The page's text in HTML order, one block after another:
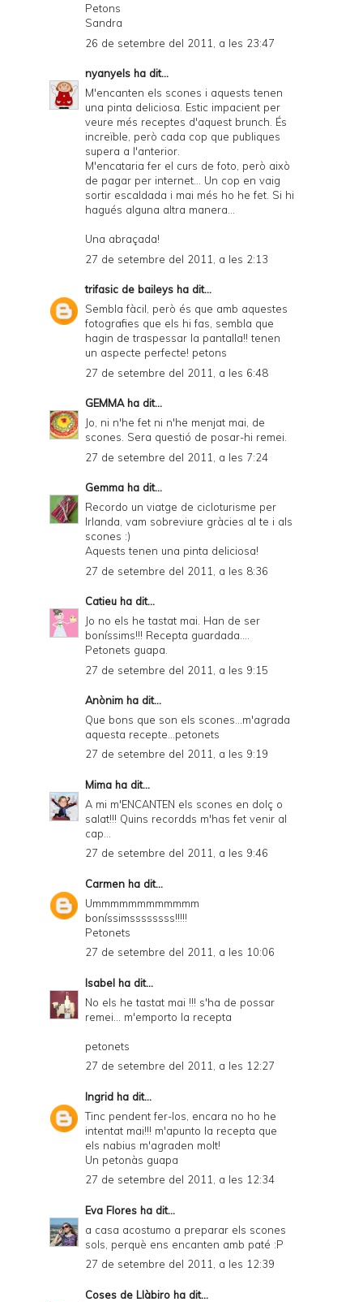
Petons
Sandra
26 de setembre del 2011, a les 23:47
nyanyels ha dit...
M'encanten els scones i aquests tenen
una pinta deliciosa. Estic impacient per
veure més receptes d'aquest brunch. És
increïble, però cada cop que publiques
supera a l'anterior.
M'encataria fer el curs de foto, però això
de pagar per internet... Un cop en vaig
sortir escaldada i mai més ho he fet. Si hi
hagués alguna altra manera...
Una abraçada!
27 de setembre del 2011, a les 2:13
trifasic de baileys ha dit...
Sembla fàcil, però és que amb aquestes
fotografies que els hi fas, sembla que
hagin de traspessar la pantalla!! tenen
un aspecte perfecte! petons
27 de setembre del 2011, a les 6:48
GEMMAha dit...
Jo, ni n'he fet ni n'he menjat mai, de
scones. Sera questió de posar-hi remei.
27 de setembre del 2011, a les 7:24
Gemma ha dit...
Recordo un viatge de cicloturisme per
Irlanda, vam sobreviure gràcies al te i als
scones :)
Aquests tenen una pinta deliciosa!
27 de setembre del 2011, a les 8:36
Catieu ha dit...
Jo no els he tastat mai. Han de ser
boníssims!!! Recepta guardada....
Petonets guapa.
27 de setembre del 2011, a les 9:15
Anònim ha dit...
Que bons que son els scones...m'agrada
aquesta recepte...petonets
27 de setembre del 2011, a les 9:19
Mima ha dit...
A mi m'ENCANTEN els scones en dolç o
salat!!! Quins recordds m'has fet venir al
cap...
27 de setembre del 2011, a les 9:46
Carmen ha dit...
Ummmmmmmmmmmm
boníssimssssssss!!!!!
Petonets
27 de setembre del 2011, a les 10:06
Isabel ha dit...
No els he tastat mai !!! s'ha de possar
remei... m'emporto la recepta
petonets
27 de setembre del 2011, a les 12:27
Ingrid ha dit...
Tinc pendent fer-los, encara no ho he
intentat mai!!! m'apunto la recepta que
els nabius m'agraden molt!
Un petonàs guapa
27 de setembre del 2011, a les 12:34
Eva Flores ha dit...
a casa acostumo a preparar els scones
sols, perquè ens encanten amb paté :P
27 de setembre del 2011, a les 12:39
Coses de Llàbiro ha dit...